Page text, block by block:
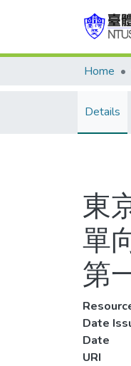
Home
Details
東
單
第
Date
Date
URI